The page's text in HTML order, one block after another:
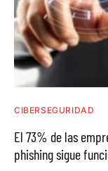
CIBERSEGURIDAD
El 73% de las
phishing sigue